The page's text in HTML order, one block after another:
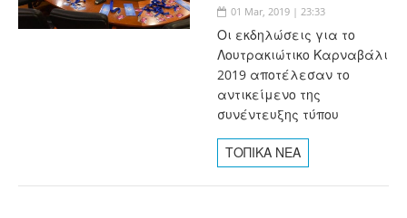
01 Mar, 2019 | 23:33
Οι εκδηλώσεις για το
Λουτρακιώτικο Καρναβάλι
2019 αποτέλεσαν το
αντικείμενο της
συνέντευξης τύπου
ΤΟΠΙΚΑ ΝΕΑ